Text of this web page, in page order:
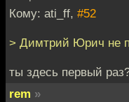
Кому: ati_ff, #52
> Димтрий Юрич не
ты здесь первый
rem »